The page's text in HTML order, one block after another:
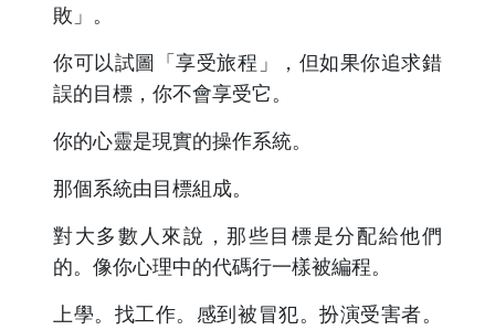
敗」。
你可以試圖「享受旅程」，但如果你追求錯
誤的目標，你不會享受它。
你的心靈是現實的操作系統。
那個系統由目標組成。
對大多數人來說，那些目標是分配給他們
的。像你心理中的代碼行一樣被編程。
上學。找工作。感到被冒犯。扮演受害者。